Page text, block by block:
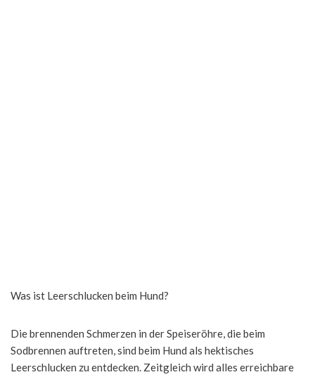
Was ist Leerschlucken beim Hund?
Die brennenden Schmerzen in der Speiseröhre, die beim
Sodbrennen auftreten, sind beim Hund als hektisches
Leerschlucken zu entdecken. Zeitgleich wird alles erreichbare